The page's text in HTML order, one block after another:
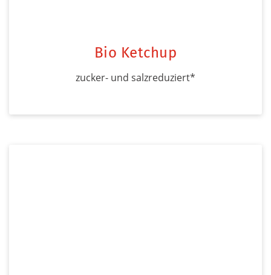
Bio Ketchup
zucker- und salzreduziert*